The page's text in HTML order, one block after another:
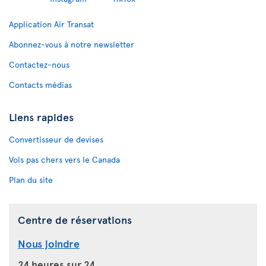
Application Air Transat
Abonnez-vous à notre newsletter
Contactez-nous
Contacts médias
Liens rapides
Convertisseur de devises
Vols pas chers vers le Canada
Plan du site
Centre de réservations
Nous joindre